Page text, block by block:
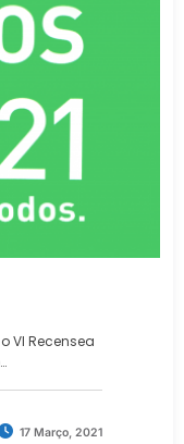
VI Recensea
17 Março, 2021